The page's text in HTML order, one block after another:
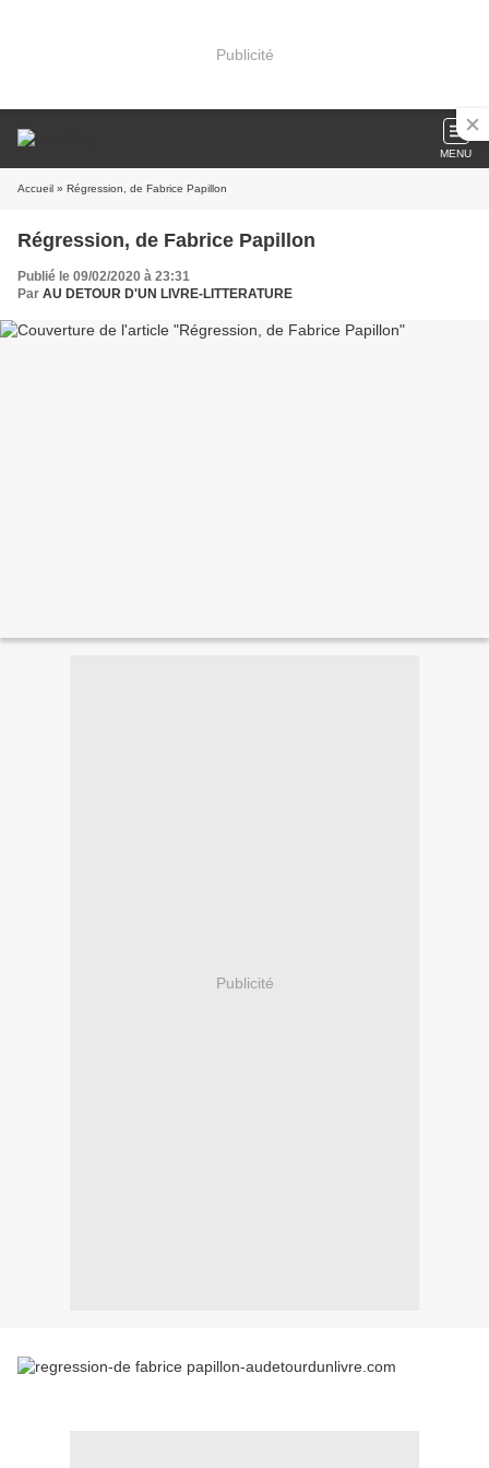
Publicité
MENU
Accueil » Régression, de Fabrice Papillon
Régression, de Fabrice Papillon
Publié le 09/02/2020 à 23:31
Par AU DETOUR D'UN LIVRE-LITTERATURE
Publicité